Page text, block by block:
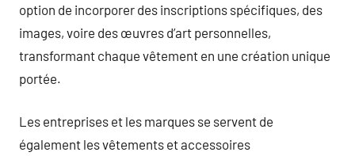
option de incorporer des inscriptions spécifiques, des
images, voire des œuvres d’art personnelles,
transformant chaque vêtement en une création unique
portée.
Les entreprises et les marques se servent de
également les vêtements et accessoires